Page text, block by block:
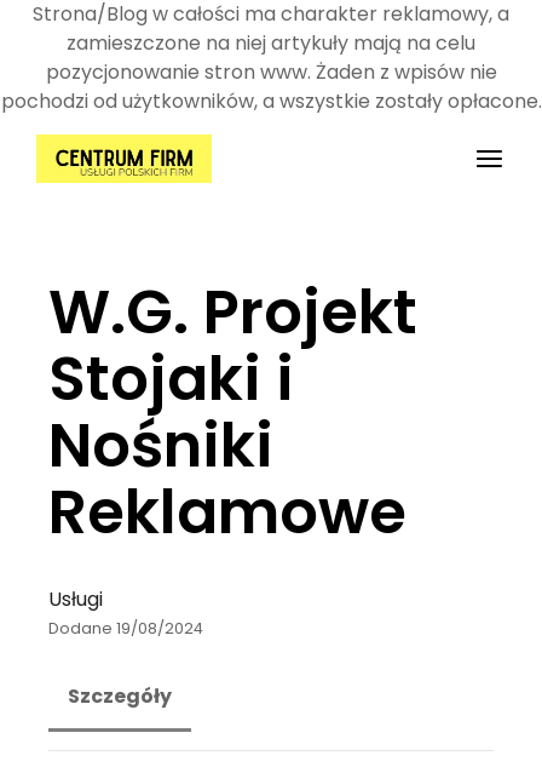
Strona/Blog w całości ma charakter reklamowy, a
zamieszczone na niej artykuły mają na celu
pozycjonowanie stron www. Żaden z wpisów nie
pochodzi od użytkowników, a wszystkie zostały opłacone.
W.G. Projekt
Stojaki i
Nośniki
Reklamowe
Usługi
Dodane 19/08/2024
Szczegóły